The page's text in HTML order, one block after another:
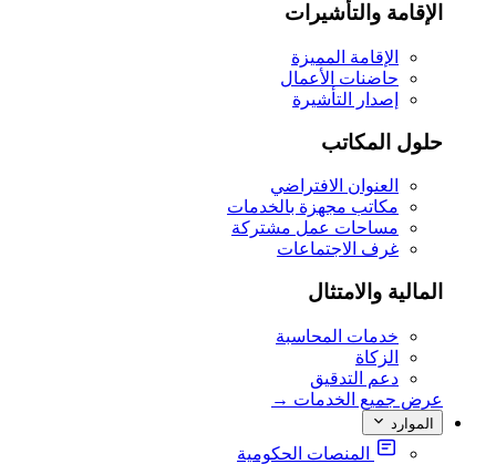
الإقامة والتأشيرات
الإقامة المميزة
حاضنات الأعمال
إصدار التأشيرة
حلول المكاتب
العنوان الافتراضي
مكاتب مجهزة بالخدمات
مساحات عمل مشتركة
غرف الاجتماعات
المالية والامتثال
خدمات المحاسبة
الزكاة
دعم التدقيق
عرض جميع الخدمات →
الموارد
المنصات الحكومية